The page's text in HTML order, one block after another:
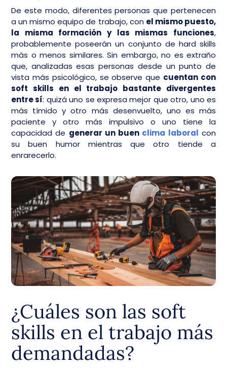
De este modo, diferentes personas que pertenecen
a un mismo equipo de trabajo, con el mismo puesto,
la misma formación y las mismas funciones,
probablemente poseerán un conjunto de hard skills
más o menos similares. Sin embargo, no es extraño
que, analizadas esas personas desde un punto de
vista más psicológico, se observe que cuentan con
soft skills en el trabajo bastante divergentes
entre sí: quizá uno se expresa mejor que otro, uno es
más tímido y otro más desenvuelto, uno es más
paciente y otro más impulsivo o uno tiene la
capacidad de generar un buen clima laboral con
su buen humor mientras que otro tiende a
enrarecerlo.
¿Cuáles son las soft
skills en el trabajo más
demandadas?